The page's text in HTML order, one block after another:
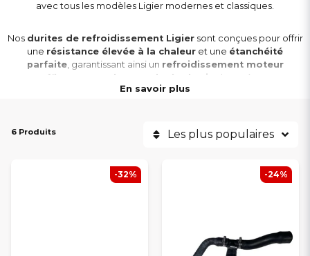
avec tous les modèles Ligier modernes et classiques.
Nos durites de refroidissement Ligiersont conçues pour offrir
une résistance élevée à la chaleur et une étanchéité
parfaite, garantissant ainsi un refroidissement moteur
efficace
longue durée de vie du système.
simpleet une performance fiabledans toutes les conditions de
Commandez dès aujourd’hui vos
durites de radiateur pour
En savoir plus
6 Produits Les plus populaires
-32% -24%